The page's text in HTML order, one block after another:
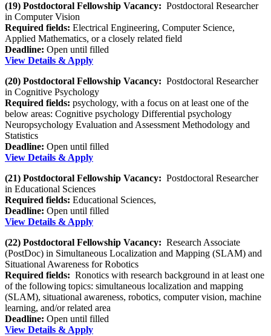
(19) Postdoctoral Fellowship Vacancy: Postdoctoral Researcher
in Computer Vision
Required fields: Electrical Engineering, Computer Science,
Applied Mathematics, or a closely related field
Deadline: Open until filled
View Details & Apply
(20) Postdoctoral Fellowship Vacancy: Postdoctoral Researcher
in Cognitive Psychology
Required fields: psychology, with a focus on at least one of the
below areas: Cognitive psychology Differential psychology
Neuropsychology Evaluation and Assessment Methodology and
Statistics
Deadline: Open until filled
View Details & Apply
(21) Postdoctoral Fellowship Vacancy: Postdoctoral Researcher
in Educational Sciences
Required fields: Educational Sciences,
Deadline: Open until filled
View Details & Apply
(22) Postdoctoral Fellowship Vacancy: Research Associate
(PostDoc) in Simultaneous Localization and Mapping (SLAM) and
Situational Awareness for Robotics
Required fields: Ronotics with research background in at least one
of the following topics: simultaneous localization and mapping
(SLAM), situational awareness, robotics, computer vision, machine
learning, and/or related area
Deadline: Open until filled
View Details & Apply